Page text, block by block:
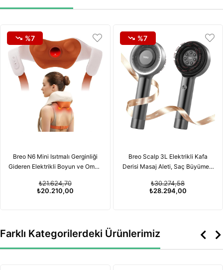
Breo N6 Mini Isıtmalı Gerginliği
Gideren Elektrikli Boyun ve Omuz
₺20.210,00
₺21.624,70
%7
Breo Scalp 3L Elektrikli Kafa
Derisi Masaj Aleti, Saç Büyümesi
Özelliğiyle
₺28.294,00
₺30.274,58
%7
Farklı Kategorilerdeki Ürünlerimiz